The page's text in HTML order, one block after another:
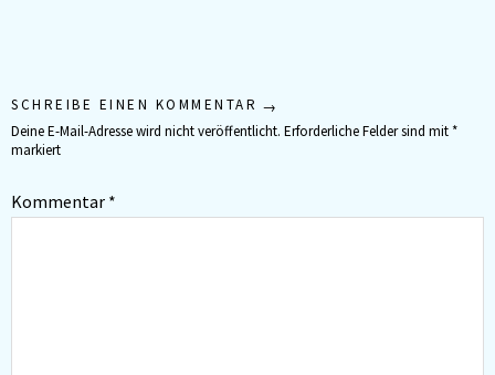
SCHREIBE EINEN KOMMENTAR
Deine E-Mail-Adresse wird nicht veröffentlicht. Erforderliche Felder sind mit*
markiert
Kommentar *